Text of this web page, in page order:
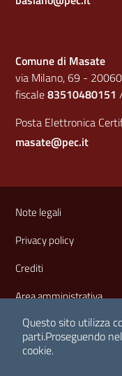
Questo sito utilizza
parti.Proseguendo
cookie.
Comune di Masate
via Milano, 69 -
fiscale83510480151
Posta Elettronica
masate@pec.it
Sezione Link
Note legali
Privacy policy
Crediti
Area amministrativa